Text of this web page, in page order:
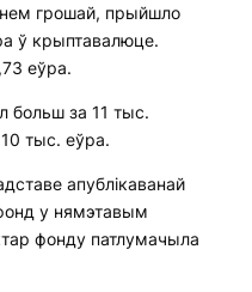
грошай, прыйшло
ў крыптавалюце.
еўра.
больш за 11 тыс.
10 тыс. еўра.
апублікаванай
фонд у нямэтавым
фонду патлумачыла